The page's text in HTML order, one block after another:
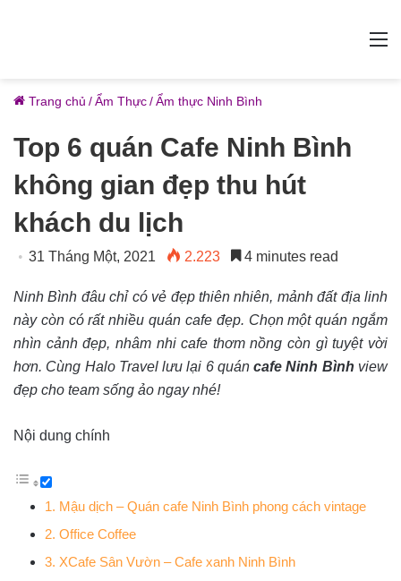
Trang chủ /Ẩm Thực/Ẩm thực Ninh Bình
Top 6 quán Cafe Ninh Bình
không gian đẹp thu hút
khách du lịch
31 Tháng Một, 2021 2.223 4 minutes read
Ninh Bình đâu chỉ có vẻ đẹp thiên nhiên, mảnh đất địa linh
này còn có rất nhiều quán cafe đẹp. Chọn một quán ngắm
nhìn cảnh đẹp, nhâm nhi cafe thơm nồng còn gì tuyệt vời
hơn. Cùng Halo Travel lưu lại 6 quáncafe Ninh Bình view
đẹp cho team sống ảo ngay nhé!
Nội dung chính
1. Mậu dịch – Quán cafe Ninh Bình phong cách vintage
2. Office Coffee
3. XCafe Sân Vườn – Cafe xanh Ninh Bình